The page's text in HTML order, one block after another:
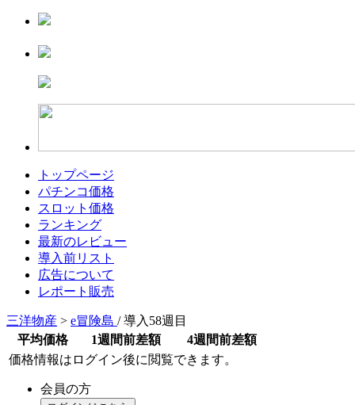
トップページ
パチンコ価格
スロット価格
ランキング
最新のレビュー
導入前リスト
広告について
レポート販売
三洋物産 > e冒険島 / 導入58週目
平均価格
1週間前差額
4週間前差額
価格情報はログイン後に閲覧できます。
会員の方